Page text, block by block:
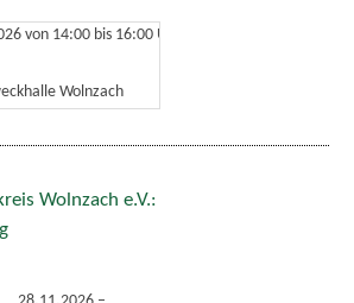
von 14:00bis 16:00 Uhr
Wolnzach
Wolnzach e.V.: